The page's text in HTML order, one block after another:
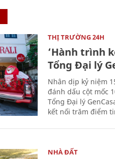
THỊ TRƯỜNG 24H
‘Hành trình
Tổng Đại lý
Nhân dịp kỷ niệm
đánh dấu cột mốc
Tổng Đại lý
kết nối trăm điểm
NHÀ ĐẤT